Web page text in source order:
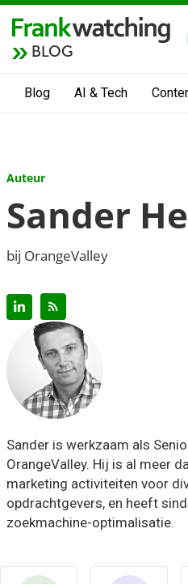
BLOG
Blog AI & Tech
Auteur
Sander
bij OrangeValley
Sander is werkzaam als
OrangeValley. Hij is al meer
marketing activiteiten voor
opdrachtgevers, en heeft
zoekmachine-optimalisatie.